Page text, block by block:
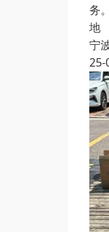
务
地
宁
25-